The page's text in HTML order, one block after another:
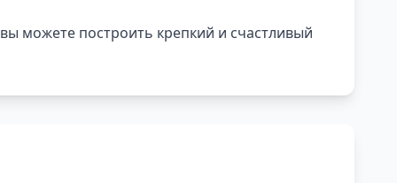
можете построить крепкий и счастливый